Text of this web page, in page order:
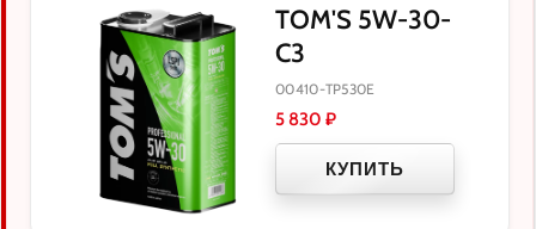
TOM'S 5W-30-
C3
00410-TP530E
5 830 ₽
КУПИТЬ